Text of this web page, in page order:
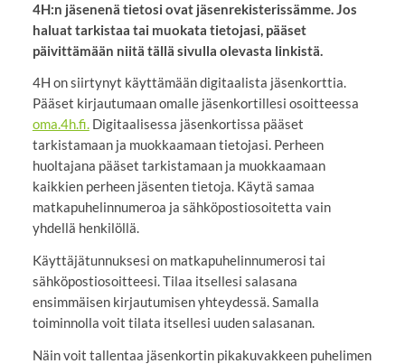
4H:n jäsenenä tietosi ovat jäsenrekisterissämme. Jos
haluat tarkistaa tai muokata tietojasi, pääset
päivittämään niitä tällä sivulla olevasta linkistä.
4H on siirtynyt käyttämään digitaalista jäsenkorttia.
Pääset kirjautumaan omalle jäsenkortillesi osoitteessa
oma.4h.fi.Digitaalisessa jäsenkortissa pääset
tarkistamaan ja muokkaamaan tietojasi. Perheen
huoltajana pääset tarkistamaan ja muokkaamaan
kaikkien perheen jäsenten tietoja. Käytä samaa
matkapuhelinnumeroa ja sähköpostiosoitetta vain
yhdellä henkilöllä.
Käyttäjätunnuksesi on matkapuhelinnumerosi tai
sähköpostiosoitteesi. Tilaa itsellesi salasana
ensimmäisen kirjautumisen yhteydessä. Samalla
toiminnolla voit tilata itsellesi uuden salasanan.
Näin voit tallentaa jäsenkortin pikakuvakkeen puhelimen